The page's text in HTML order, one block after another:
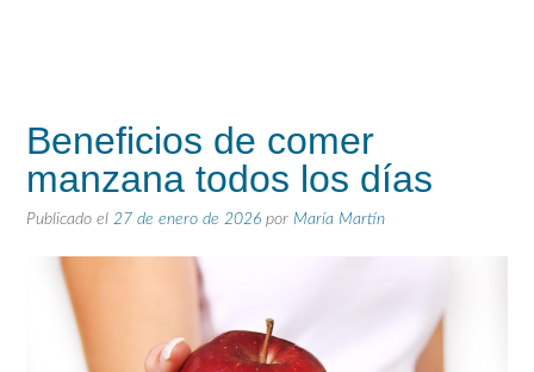
Beneficios de comer
manzana todos los días
Publicado el 27 de enero de 2026 por María Martín